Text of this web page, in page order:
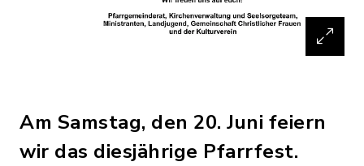
Am Samstag, den 20. Juni feiern
wir das diesjährige Pfarrfest.